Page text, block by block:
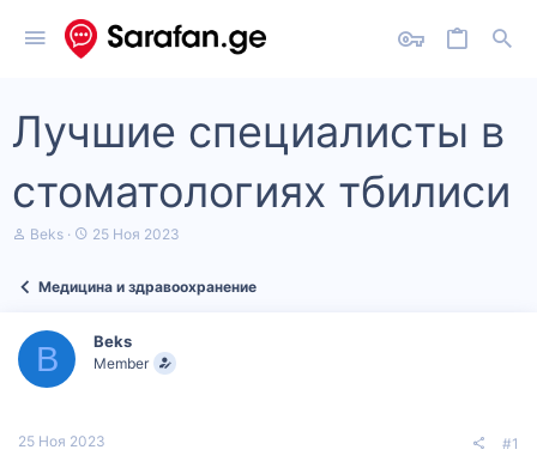
Лучшие специалисты в
стоматологиях тбилиси
А
т
м
ы
Beks
Д
а
ч
а
25 Ноя 2023
Медицина и здравоохранение
B Beks
Member
25 Ноя 2023 #1